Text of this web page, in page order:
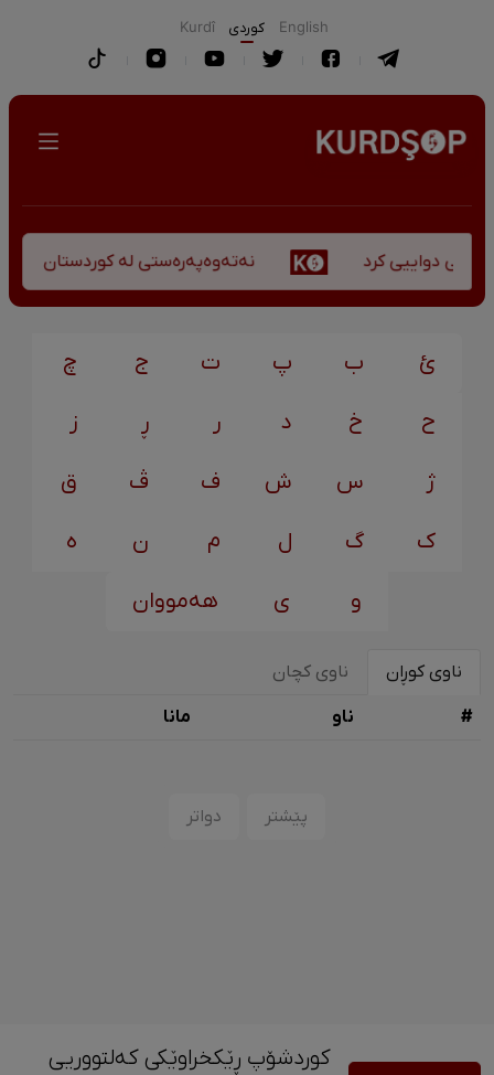
English كوردی Kurdî
دواییی کرد نەتەوەپەرەستی لە کوردستان -
ئ ب پ ت ج چ
ح خ د ر ڕ ز
ژ س ش ف ڤ ق
ک گ ل م ن ه
و ی هەمووان
ناوی کوڕان ناوی کچان
# ناو مانا
پێشتر دواتر
کوردشۆپ ڕێکخراوێکی کەلتووریی